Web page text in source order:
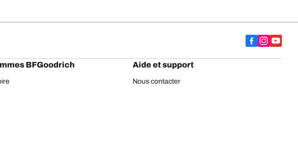
BFGoodrich Aide et support
Nous contacter